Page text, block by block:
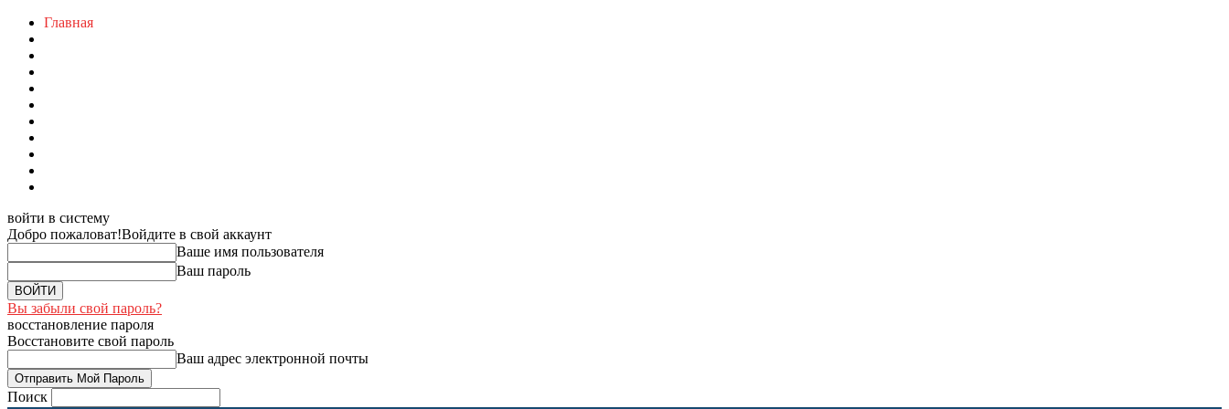
Главная
войти в систему
Добро пожаловат!Войдите в свой аккаунт
Ваше имя пользователя
Ваш пароль
Вы забыли свой пароль?
восстановление пароля
Восстановите свой пароль
Ваш адрес электронной почты
Поиск